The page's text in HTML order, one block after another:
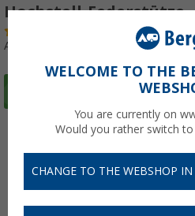
Hochstell-Federstütze
Art.-Nr.: 158090
WELCOME TO THE
You are currently on
Would you rather switch
CHANGE TO THE WEBSHOP IN